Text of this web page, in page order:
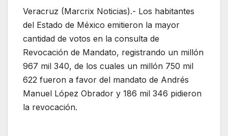
Veracruz (Marcrix Noticias).- Los habitantes
del Estado de México emitieron la mayor
cantidad de votos en la consulta de
Revocación de Mandato, registrando un millón
967 mil 340, de los cuales un millón 750 mil
622 fueron a favor del mandato de Andrés
Manuel López Obrador y 186 mil 346 pidieron
la revocación.